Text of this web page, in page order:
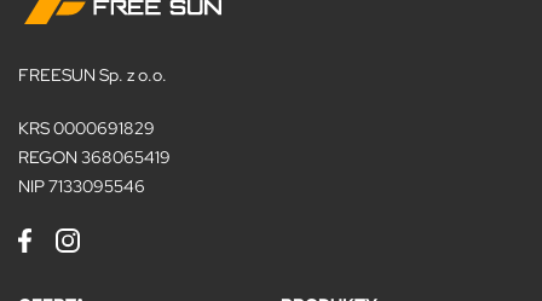
FREESUN Sp. z o.o.
KRS 0000691829
REGON 368065419
NIP 7133095546